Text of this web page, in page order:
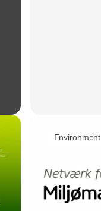
Environment